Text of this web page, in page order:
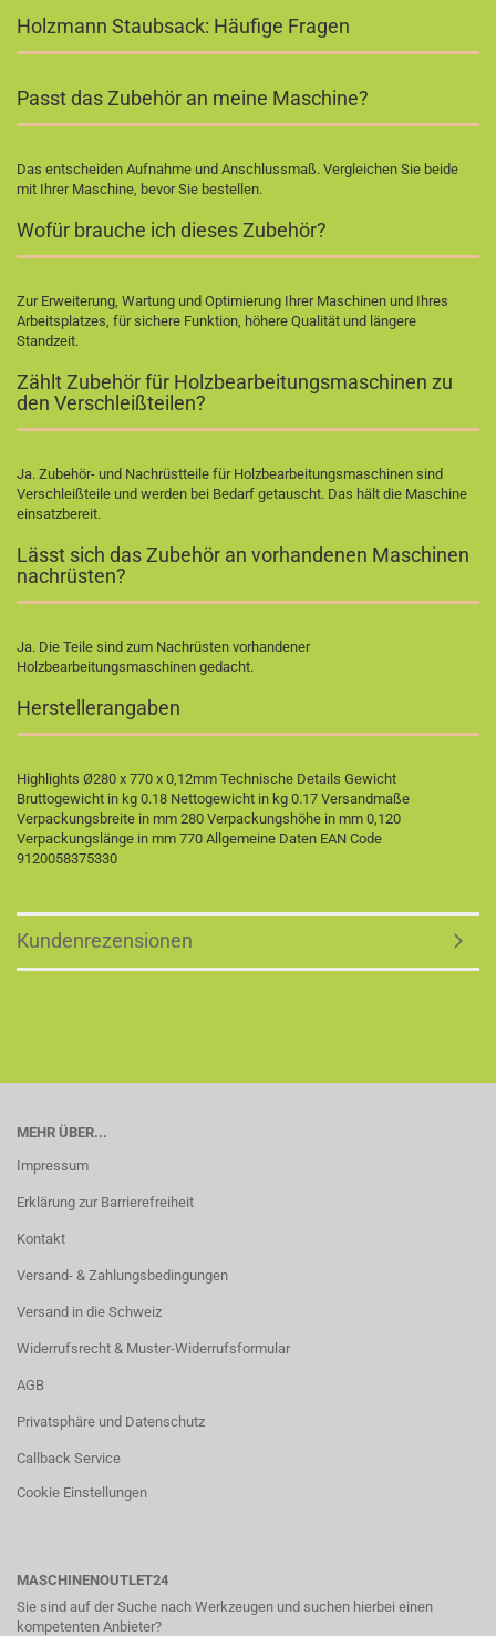
Holzmann Staubsack: Häufige Fragen
Passt das Zubehör an meine Maschine?
Das entscheiden Aufnahme und Anschlussmaß. Vergleichen Sie beide
mit Ihrer Maschine, bevor Sie bestellen.
Wofür brauche ich dieses Zubehör?
Zur Erweiterung, Wartung und Optimierung Ihrer Maschinen und Ihres
Arbeitsplatzes, für sichere Funktion, höhere Qualität und längere
Standzeit.
Zählt Zubehör für Holzbearbeitungsmaschinen zu
den Verschleißteilen?
Ja. Zubehör- und Nachrüstteile für Holzbearbeitungsmaschinen sind
Verschleißteile und werden bei Bedarf getauscht. Das hält die Maschine
einsatzbereit.
Lässt sich das Zubehör an vorhandenen Maschinen
nachrüsten?
Ja. Die Teile sind zum Nachrüsten vorhandener
Holzbearbeitungsmaschinen gedacht.
Herstellerangaben
Highlights Ø280 x 770 x 0,12mm Technische Details Gewicht
Bruttogewicht in kg 0.18 Nettogewicht in kg 0.17 Versandmaße
Verpackungsbreite in mm 280 Verpackungshöhe in mm 0,120
Verpackungslänge in mm 770 Allgemeine Daten EAN Code
9120058375330
Kundenrezensionen
MEHR ÜBER...
Impressum
Erklärung zur Barrierefreiheit
Kontakt
Versand- & Zahlungsbedingungen
Versand in die Schweiz
Widerrufsrecht & Muster-Widerrufsformular
AGB
Privatsphäre und Datenschutz
Callback Service
Cookie Einstellungen
MASCHINENOUTLET24
Sie sind auf der Suche nach Werkzeugen und suchen hierbei einen
kompetenten Anbieter?